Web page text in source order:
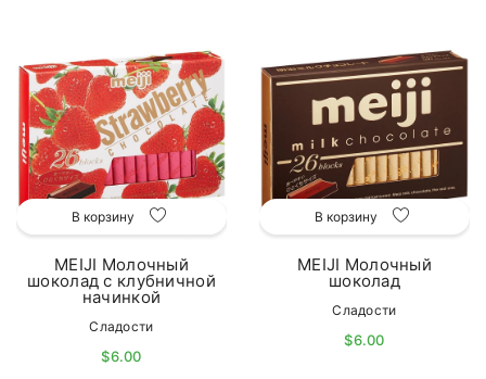
В корзину
MEIJI Молочный
шоколад с клубничной
начинкой
Сладости
$6.00
В корзину
MEIJI Молочный
шоколад
Сладости
$6.00